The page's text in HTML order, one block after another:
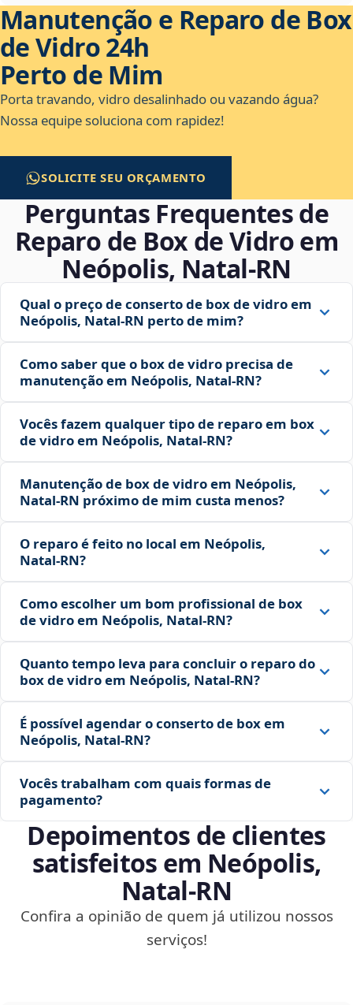
Manutenção e Reparo de Box
de Vidro 24h
Perto de Mim
Porta travando, vidro desalinhado ou vazando água?
Nossa equipe soluciona com rapidez!
SOLICITE SEU ORÇAMENTO
Perguntas Frequentes de
Reparo de Box de Vidro em
Neópolis, Natal‑RN
Qual o preço de conserto de box de vidro em
Neópolis, Natal‑RN perto de mim?
Como saber que o box de vidro precisa de
manutenção em Neópolis, Natal‑RN?
Vocês fazem qualquer tipo de reparo em box
de vidro em Neópolis, Natal‑RN?
Manutenção de box de vidro em Neópolis,
Natal‑RN próximo de mim custa menos?
O reparo é feito no local em Neópolis,
Natal‑RN?
Como escolher um bom profissional de box
de vidro em Neópolis, Natal‑RN?
Quanto tempo leva para concluir o reparo do
box de vidro em Neópolis, Natal‑RN?
É possível agendar o conserto de box em
Neópolis, Natal‑RN?
Vocês trabalham com quais formas de
pagamento?
Depoimentos de clientes
satisfeitos em Neópolis,
Natal‑RN
Confira a opinião de quem já utilizou nossos
serviços!